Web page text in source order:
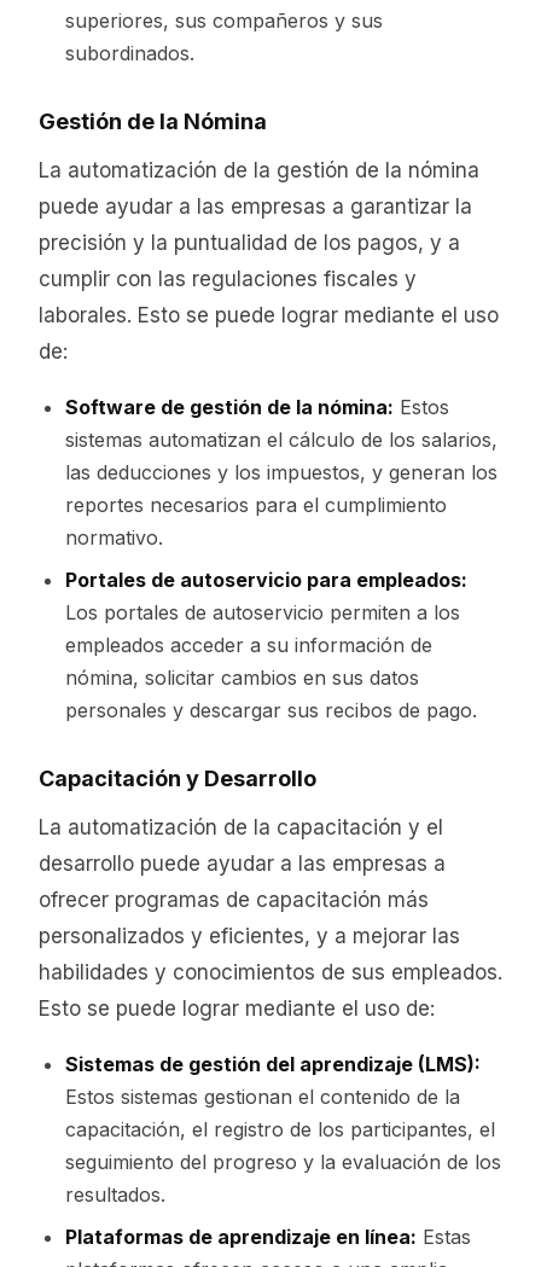
superiores, sus compañeros y sus
subordinados.
Gestión de la Nómina
La automatización de la gestión de la nómina
puede ayudar a las empresas a garantizar la
precisión y la puntualidad de los pagos, y a
cumplir con las regulaciones fiscales y
laborales. Esto se puede lograr mediante el uso
de:
Software de gestión de la nómina: Estos
sistemas automatizan el cálculo de los salarios,
las deducciones y los impuestos, y generan los
reportes necesarios para el cumplimiento
normativo.
Portales de autoservicio para empleados:
Los portales de autoservicio permiten a los
empleados acceder a su información de
nómina, solicitar cambios en sus datos
personales y descargar sus recibos de pago.
Capacitación y Desarrollo
La automatización de la capacitación y el
desarrollo puede ayudar a las empresas a
ofrecer programas de capacitación más
personalizados y eficientes, y a mejorar las
habilidades y conocimientos de sus empleados.
Esto se puede lograr mediante el uso de:
Sistemas de gestión del aprendizaje (LMS):
Estos sistemas gestionan el contenido de la
capacitación, el registro de los participantes, el
seguimiento del progreso y la evaluación de los
resultados.
Plataformas de aprendizaje en línea: Estas